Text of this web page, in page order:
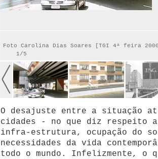
Foto Carolina Dias Soares [TGI 4ª feira 2000
1/5
O desajuste entre a situação
cidades - no que diz respeito
infra-estrutura, ocupação do
necessidades da vida
todo o mundo. Infelizmente, o